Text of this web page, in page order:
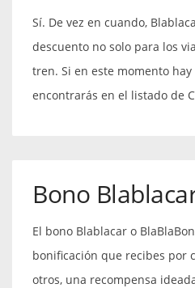
Sí. De vez en cuando,
descuento no solo para los
tren. Si en este momento
encontrarás en el listado de
Bono
El bono Blablacar o
bonificación que recibes por
otros, una recompensa